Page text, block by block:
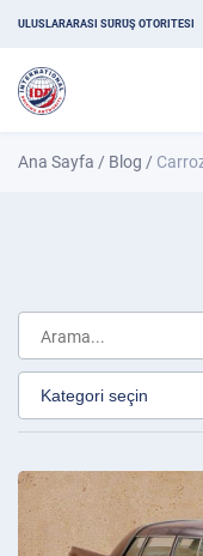
ULUSLARARASI SÜRÜŞ OTORITESI
Ana Sayfa / Blog /